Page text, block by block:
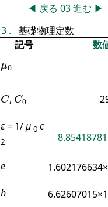
◀ 戻る 03進む ▶
3 . 基礎物理定数
記号
数
μ0
μ0
C
C, C0
C0
ε= 1/μ 0 c
2
e
h